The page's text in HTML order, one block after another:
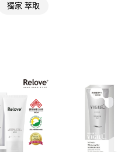
可完成結帳。
視為交易完成。
仍視為有效，需透過AFTEE先享
之結帳頁面顯示為準，若有關於
疑問，請聯繫「AFTEE先享後付
support/home
費獨家 萃取